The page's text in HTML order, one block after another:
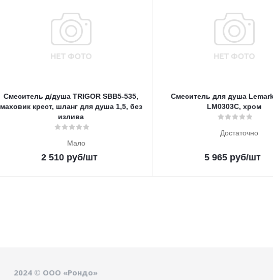
Смеситель д/душа TRIGOR SBB5-535,
маховик крест, шланг для душа 1,5, без
излива
Мало
2 510руб/шт
Смеситель для душа
LM0303C, хром
Достаточно
5 965руб/шт
2024 © ООО «Рондо»